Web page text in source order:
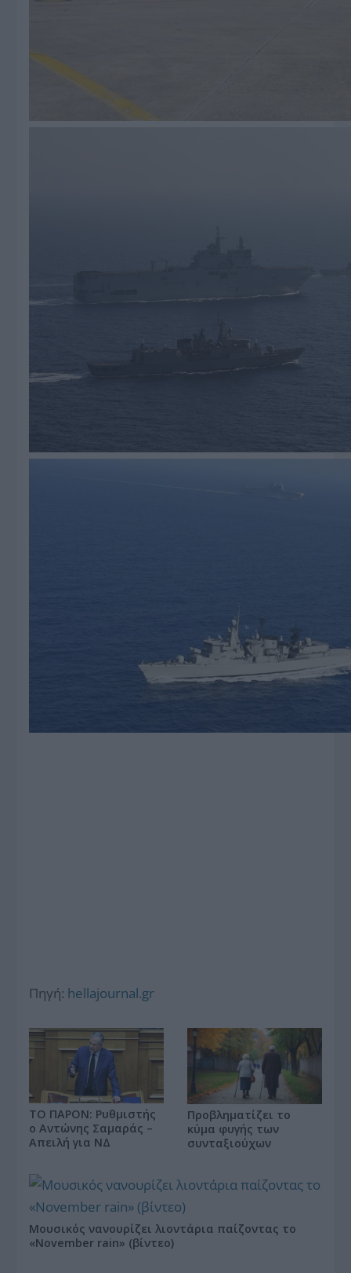
Πηγή: hellajournal.gr
ΤΟ ΠΑΡΟΝ: Ρυθμιστής
ο Αντώνης Σαμαράς –
Απειλή για ΝΔ
Προβληματίζει το
κύμα φυγής των
συνταξιούχων
Μουσικός νανουρίζει λιοντάρια παίζοντας το
«November rain» (βίντεο)